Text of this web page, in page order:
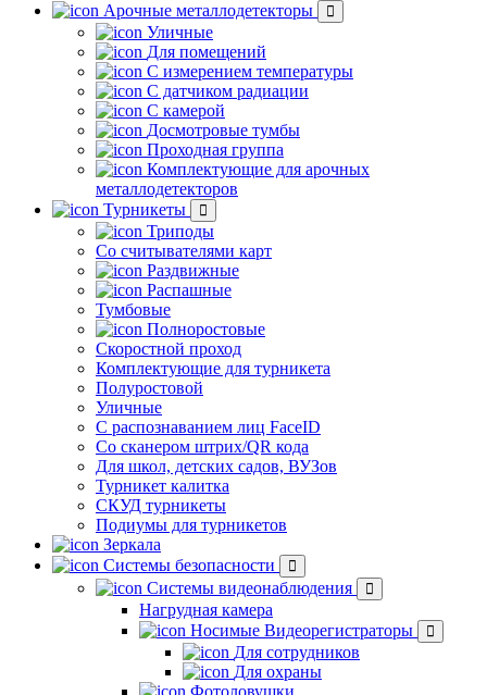
Арочные металлодетекторы
Уличные
Для помещений
С измерением температуры
С датчиком радиации
С камерой
Досмотровые тумбы
Проходная группа
Комплектующие для арочных
металлодетекторов
Турникеты
Триподы
Со считывателями карт
Раздвижные
Распашные
Тумбовые
Полноростовые
Скоростной проход
Комплектующие для турникета
Полуростовой
Уличные
С распознаванием лиц FaceID
Со сканером штрих/QR кода
Для школ, детских садов, ВУЗов
Турникет калитка
СКУД турникеты
Подиумы для турникетов
Зеркала
Системы безопасности
Системы видеонаблюдения
Нагрудная камера
Носимые Видеорегистраторы
Для сотрудников
Для охраны
Фотоловушки